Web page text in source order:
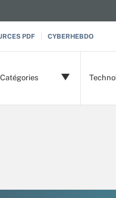
PDF CYBERHEBDO
Catégories